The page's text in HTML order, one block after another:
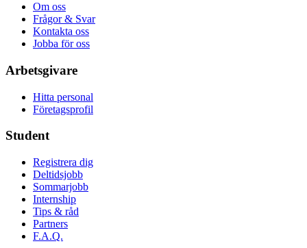
Om oss
Frågor & Svar
Kontakta oss
Jobba för oss
Arbetsgivare
Hitta personal
Företagsprofil
Student
Registrera dig
Deltidsjobb
Sommarjobb
Internship
Tips & råd
Partners
F.A.Q.